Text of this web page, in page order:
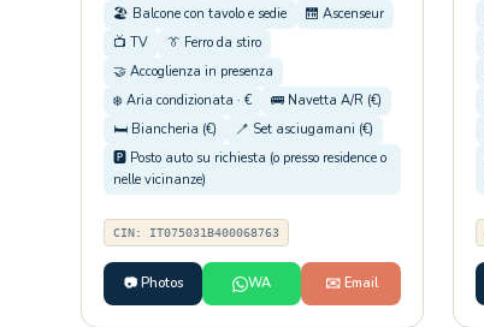
🏖️ Balcone con tavolo e sedie
🛗 Ascenseur
📺 TV
👔 Ferro da stiro
🤝 Accoglienza in presenza
❄️ Aria condizionata · €
🚌 Navetta A/R (€)
🛏️ Biancheria (€)
🪥 Set asciugamani (€)
🅿️ Posto auto su richiesta (o presso residence o
nelle vicinanze)
CIN: IT075031B400068763
📷 Photos WA ✉️ Email